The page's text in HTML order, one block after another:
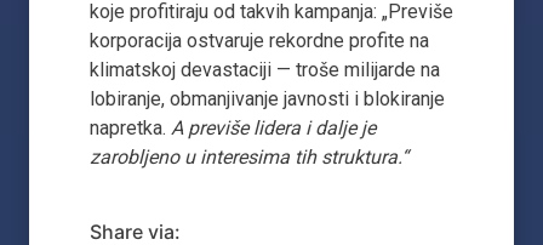
koje profitiraju od takvih kampanja: „Previše
korporacija ostvaruje rekordne profite na
klimatskoj devastaciji — troše milijarde na
lobiranje, obmanjivanje javnosti i blokiranje
napretka. A previše lidera i dalje je
zarobljeno u interesima tih struktura.“
Share via: